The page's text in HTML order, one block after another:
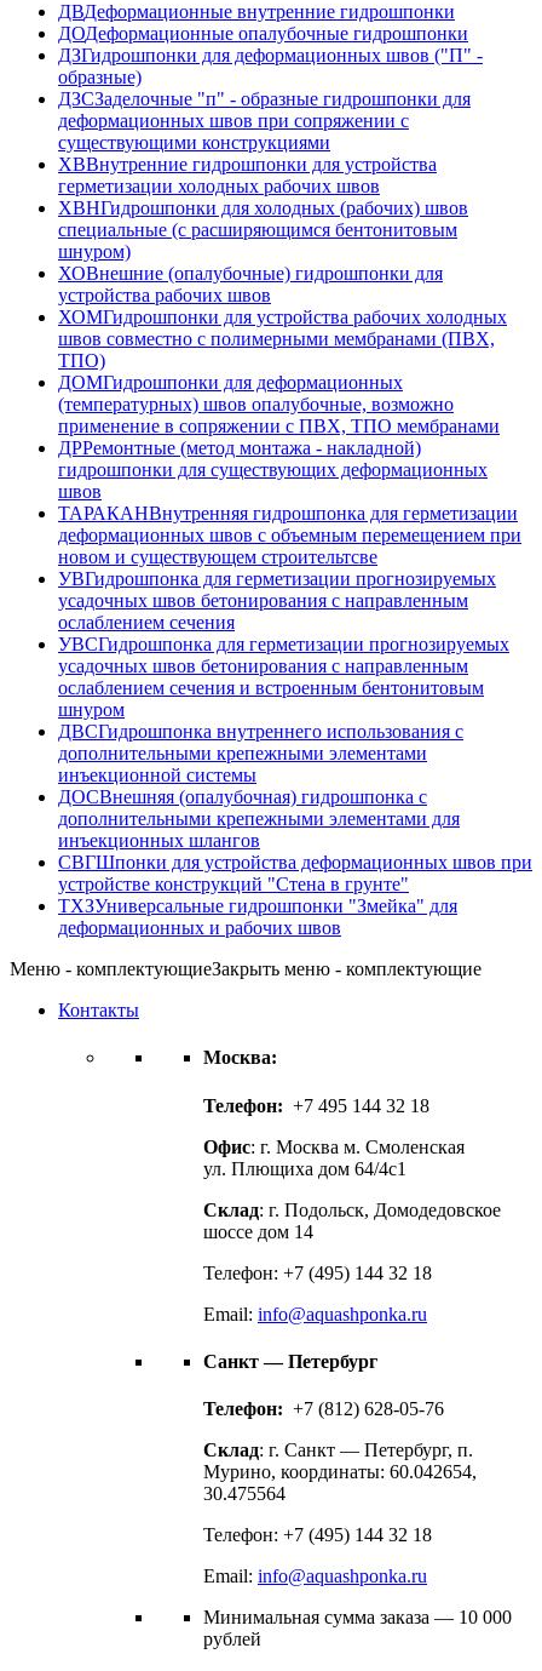
ДВДеформационные внутренние гидрошпонки
ДОДеформационные опалубочные гидрошпонки
ДЗГидрошпонки для деформационных швов ("П" -
образные)
ДЗСЗаделочные "п" - образные гидрошпонки для
деформационных швов при сопряжении с
существующими конструкциями
ХВВнутренние гидрошпонки для устройства
герметизации холодных рабочих швов
ХВНГидрошпонки для холодных (рабочих) швов
специальные (с расширяющимся бентонитовым
шнуром)
ХОВнешние (опалубочные) гидрошпонки для
устройства рабочих швов
ХОМГидрошпонки для устройства рабочих холодных
швов совместно с полимерными мембранами (ПВХ,
ТПО)
ДОМГидрошпонки для деформационных
(температурных) швов опалубочные, возможно
применение в сопряжении с ПВХ, ТПО мембранами
ДРРемонтные (метод монтажа - накладной)
гидрошпонки для существующих деформационных
швов
ТАРАКАНВнутренняя гидрошпонка для герметизации
деформационных швов с объемным перемещением при
новом и существующем строительтсве
УВГидрошпонка для герметизации прогнозируемых
усадочных швов бетонирования с направленным
ослаблением сечения
УВСГидрошпонка для герметизации прогнозируемых
усадочных швов бетонирования с направленным
ослаблением сечения и встроенным бентонитовым
шнуром
ДВСГидрошпонка внутреннего использования с
дополнительными крепежными элементами
инъекционной системы
ДОСВнешняя (опалубочная) гидрошпонка с
дополнительными крепежными элементами для
инъекционных шлангов
СВГШпонки для устройства деформационных швов при
устройстве конструкций "Стена в грунте"
ТХЗУниверсальные гидрошпонки "Змейка" для
деформационных и рабочих швов
Меню - комплектующиеЗакрыть меню - комплектующие
Контакты
Москва:
Телефон: +7 495 144 32 18
Офис: г. Москва м. Смоленская
ул. Плющиха дом 64/4с1
Склад: г. Подольск, Домодедовское
шоссе дом 14
Телефон: +7 (495) 144 32 18
Email: info@aquashponka.ru
Санкт — Петербург
Телефон: +7 (812) 628-05-76
Склад: г. Санкт — Петербург, п.
Мурино, координаты: 60.042654,
30.475564
Телефон: +7 (495) 144 32 18
Email: info@aquashponka.ru
Минимальная сумма заказа — 10 000
рублей